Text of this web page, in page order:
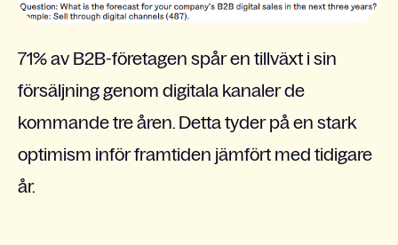
71%av B2B-företagen spår en tillväxt i sin
försäljning genom digitala kanaler de
kommande tre åren. Detta tyder på en stark
optimism inför framtiden jämfört med tidigare
år.